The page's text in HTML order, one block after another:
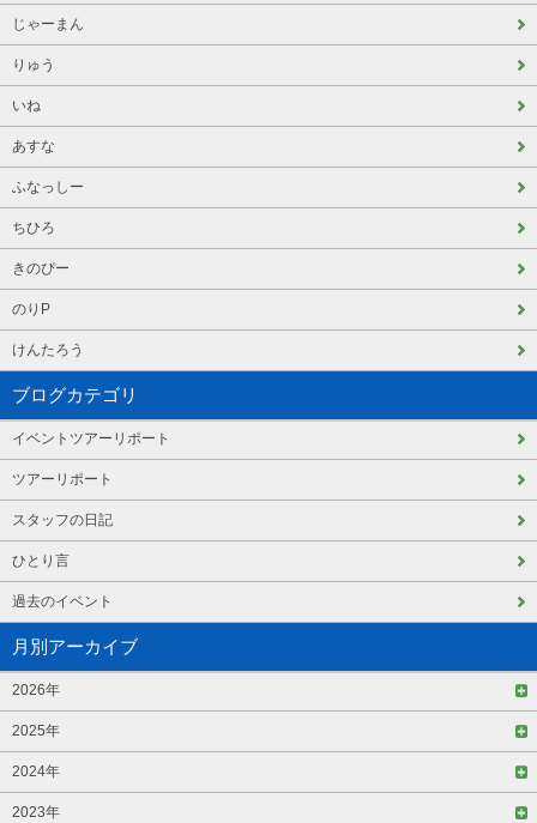
じゃーまん
りゅう
いね
あすな
ふなっしー
ちひろ
きのぴー
のりP
けんたろう
ブログカテゴリ
イベントツアーリポート
ツアーリポート
スタッフの日記
ひとり言
過去のイベント
月別アーカイブ
2026年
2025年
2024年
2023年